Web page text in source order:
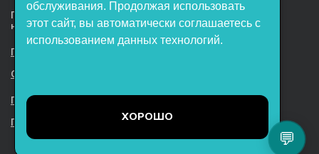
Представленная на сайте информация
не является публичной офертой
Пользовательское соглашение
Согласие на обработку персональных данных
Политика обработки файлов cookie
Политика конфиденциальности
обслуживания. Продолжая использовать
этот сайт, вы автоматически соглашаетесь с
использованием данных технологий.
ХОРОШО
💬